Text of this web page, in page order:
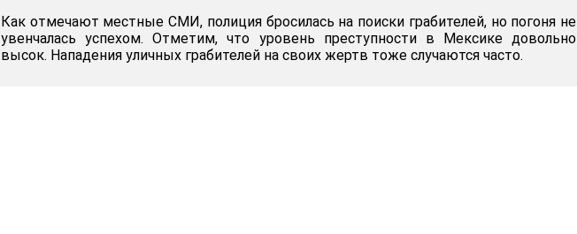
Как отмечают местные СМИ, полиция бросилась на поиски грабителей, но погоня не
увенчалась успехом. Отметим, что уровень преступности в Мексике довольно
высок. Нападения уличных грабителей на своих жертв тоже случаются часто.